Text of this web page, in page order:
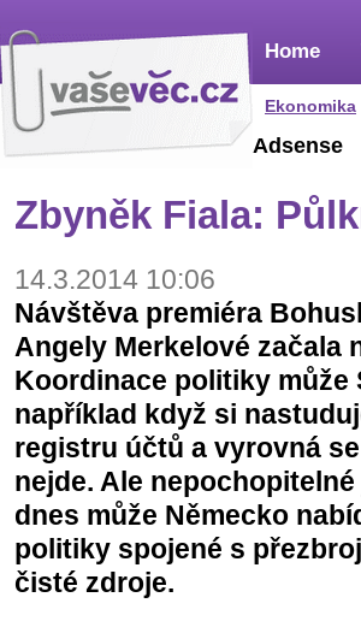
Home
Ekonomika
Adsense
Zbyněk Fiala:
14.3.2014 10:06
Návštěva premiéra
Angely Merkelové začala
Koordinace politiky může
například když si
registru účtů a vyrovná
nejde. Ale
dnes může Německo
politiky spojené s
čisté zdroje.